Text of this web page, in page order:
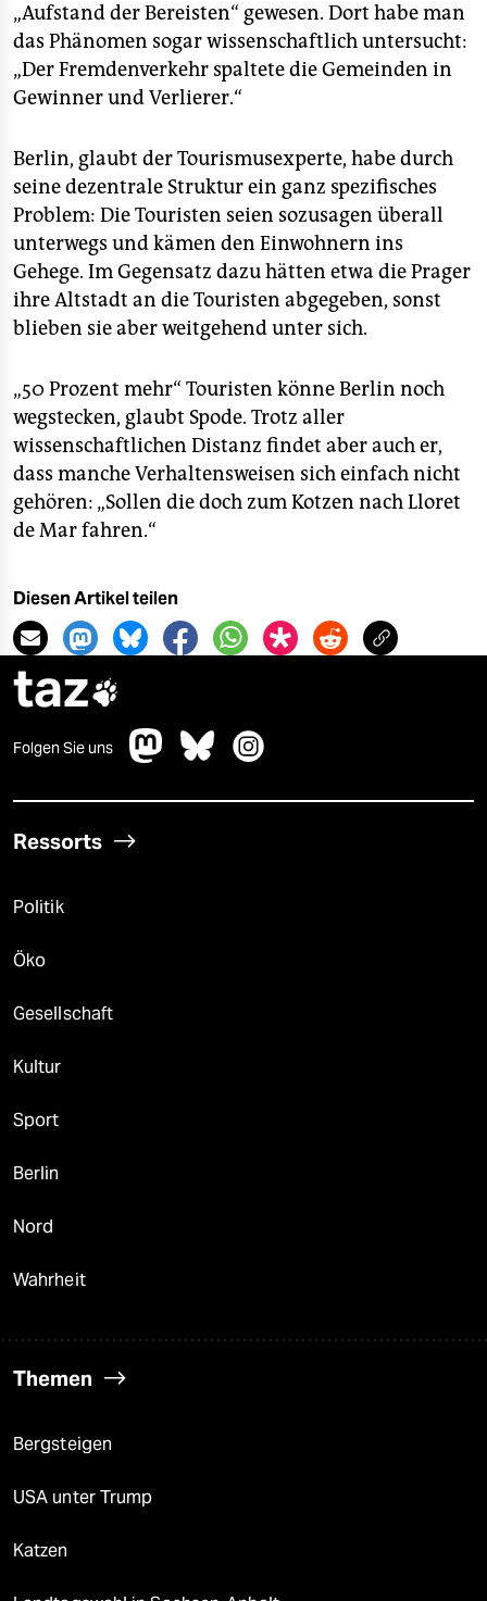
„Aufstand der Bereisten“ gewesen. Dort habe man
das Phänomen sogar wissenschaftlich untersucht:
„Der Fremdenverkehr spaltete die Gemeinden in
Gewinner und Verlierer.“
Berlin, glaubt der Tourismusexperte, habe durch
seine dezentrale Struktur ein ganz spezifisches
Problem: Die Touristen seien sozusagen überall
unterwegs und kämen den Einwohnern ins
Gehege. Im Gegensatz dazu hätten etwa die Prager
ihre Altstadt an die Touristen abgegeben, sonst
blieben sie aber weitgehend unter sich.
„50 Prozent mehr“ Touristen könne Berlin noch
wegstecken, glaubt Spode. Trotz aller
wissenschaftlichen Distanz findet aber auch er,
dass manche Verhaltensweisen sich einfach nicht
gehören: „Sollen die doch zum Kotzen nach Lloret
de Mar fahren.“
Diesen Artikel teilen
taz
Folgen Sie uns
Ressorts
Politik
Öko
Gesellschaft
Kultur
Sport
Berlin
Nord
Wahrheit
Themen
Bergsteigen
USA unter Trump
Katzen